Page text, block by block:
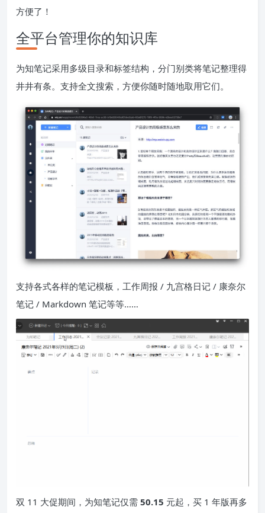
方便了！
全平台管理你的知识库
为知笔记采用多级目录和标签结构，分门别类将笔记整理得
井井有条。支持全文搜索，方便你随时随地取用它们。
支持各式各样的笔记模板，工作周报 / 九宫格日记 / 康奈尔
笔记 / Markdown 笔记等等……
双 11 大促期间，为知笔记仅需 50.15 元起，买 1 年版再多